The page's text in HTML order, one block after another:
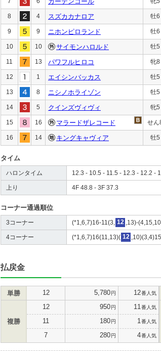
8 4 スズカカナロア 牡6
9 9 ニホンピロランド 牡6
10 10 サイモンハロルド 牡5
11 13 パワフルヒロコ 牝8
12 1 エイシンバッカス 牡5
13 8 ニシノホライゾン 牡5
14 5 クインズヴィヴィ 牝5
15 16 マラードザレコード せん
16 14 キングキャヴィア 牡5
タイム
ハロンタイム 12.3 - 10.5 - 11.5 - 12.3 - 12.2 -
上り 4F 48.8 - 3F 37.3
コーナー通過順位
3コーナー (*1,6,7)16-11(3, 12 ,13)-
4コーナー (*1,6,7)16(11,13)( 12
払戻金
単勝 12 5,780円 12番人気
複勝
12 950円 11 番人気
11 180円 1 番人気
7 280円 4番人気